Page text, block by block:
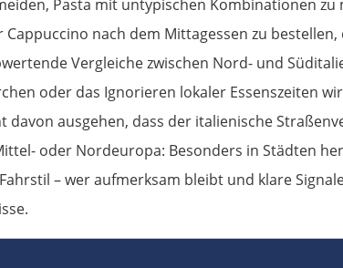
Pasta mit untypischen Kombinationen zu
Cappuccino nach dem Mittagessen zu
Vergleiche zwischen Nord- und
oder das Ignorieren lokaler Essenszeiten
davon ausgehen, dass der italienische
oder Nordeuropa: Besonders in Städten
– wer aufmerksam bleibt und klare